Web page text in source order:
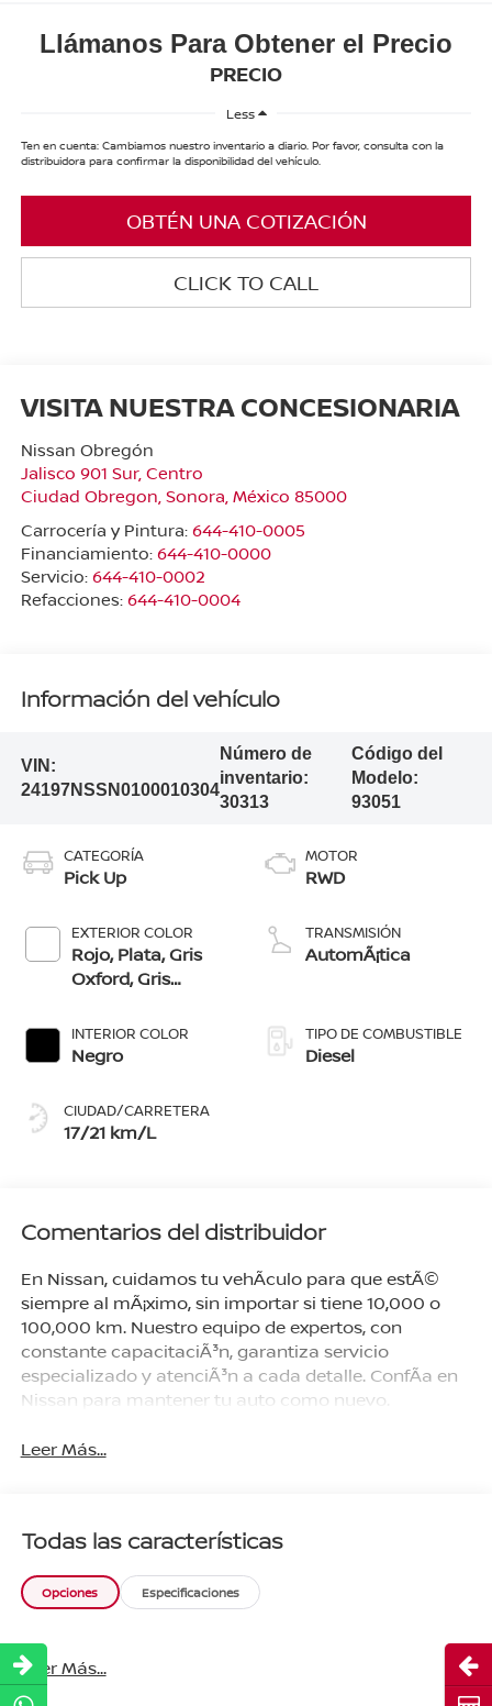
Llámanos Para Obtener el Precio
PRECIO
Less
Ten en cuenta: Cambiamos nuestro inventario a diario. Por favor, consulta con la
distribuidora para confirmar la disponibilidad del vehículo.
OBTÉN UNA COTIZACIÓN
CLICK TO CALL
VISITA NUESTRA CONCESIONARIA
Nissan Obregón
Jalisco 901 Sur, Centro
Ciudad Obregon Sonora , México 85000
Carrocería y Pintura: 644-410-0005
Financiamiento: 644-410-0000
Servicio: 644-410-0002
Refacciones: 644-410-0004
Información del vehículo
VIN:
24197NSSN0100010304
Número de
inventario:
30313
Código del
Modelo:
93051
CATEGORÍA
Pick Up
EXTERIOR COLOR
Rojo, Plata, Gris
Oxford, Gris
Blanco
INTERIOR COLOR
Negro
CIUDAD/CARRETERA
17/21 km/L
MOTOR
RWD
TRANSMISIÓN
AutomÃ¡tica
TIPO DE COMBUSTIBLE
Diesel
Comentarios del distribuidor
En Nissan, cuidamos tu vehÃ­culo para que estÃ©
siempre al mÃ¡ximo, sin importar si tiene 10,000 o
100,000 km. Nuestro equipo de expertos, con
constante capacitaciÃ³n, garantiza servicio
especializado y atenciÃ³n a cada detalle. ConfÃ­a en
Nissan para mantener tu auto como nuevo.
Leer Más...
Todas las características
Opciones Especificaciones
Leer Más...